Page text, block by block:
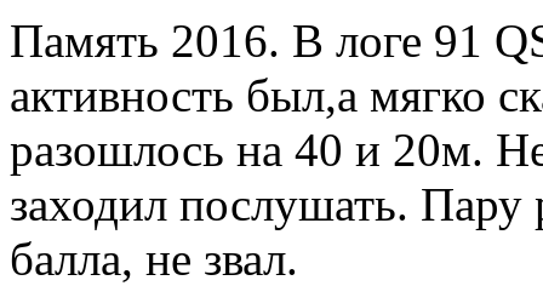
Память 2016. В логе 91
активность был,а мягко
разошлось на 40 и 20м.
заходил послушать.
балла, не звал.